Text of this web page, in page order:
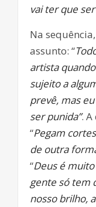
vai ter que
Na
assunto: “
artista
sujeito a
prevê, mas
ser punida”.
“Pegam
de outra
“Deus é muito
gente só tem
nosso brilho,